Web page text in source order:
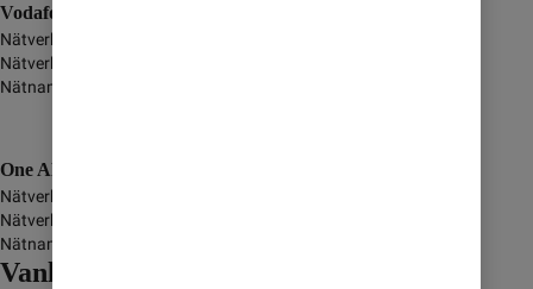
Vodafone Albania
Nätverksnamn
Nätverkstyp
Nätnamn i display
One Albania sh.a
Nätverksnamn
Nätverkstyp
Nätnamn i display
Vanliga frågor och svar